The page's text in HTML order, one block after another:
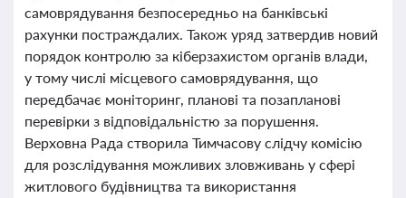
самоврядування безпосередньо на банківські
рахунки постраждалих. Також уряд затвердив новий
порядок контролю за кіберзахистом органів влади,
у тому числі місцевого самоврядування, що
передбачає моніторинг, планові та позапланові
перевірки з відповідальністю за порушення.
Верховна Рада створила Тимчасову слідчу комісію
для розслідування можливих зловживань у сфері
житлового будівництва та використання